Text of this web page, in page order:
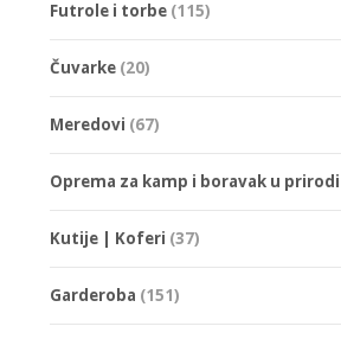
Futrole i torbe (115)
Čuvarke (20)
Meredovi (67)
Oprema za kamp i boravak u prirodi
Kutije | Koferi (37)
Garderoba (151)